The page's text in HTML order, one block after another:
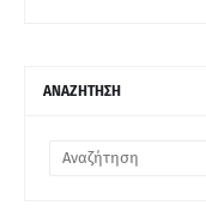
ΑΝΑΖΗΤΗΣΗ